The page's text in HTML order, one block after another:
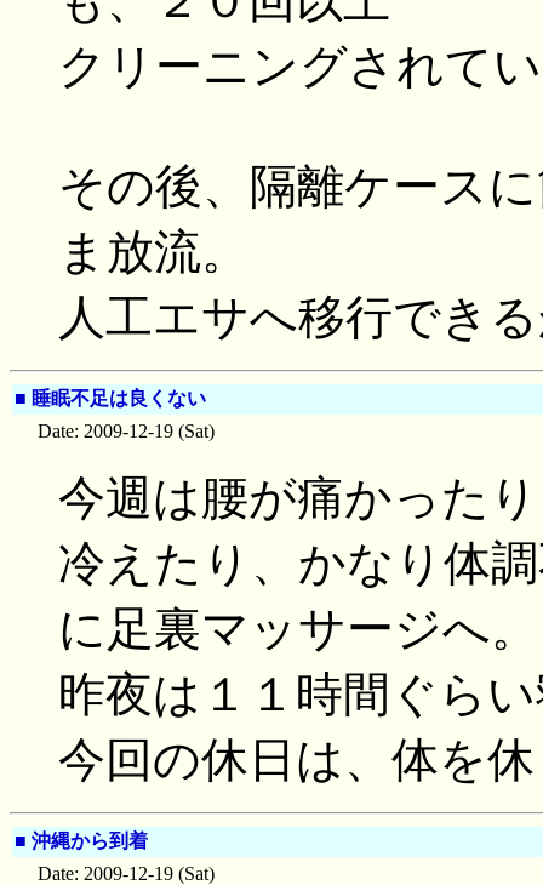
クリーニングされて
その後、隔離ケース
ま放流。
人工エサへ移行でき
■ 睡眠不足は良くない
Date: 2009-12-19 (Sat)
今週は腰が痛かった
冷えたり、かなり体
に足裏マッサージへ。
昨夜は１１時間ぐら
今回の休日は、体を
■ 沖縄から到着
Date: 2009-12-19 (Sat)